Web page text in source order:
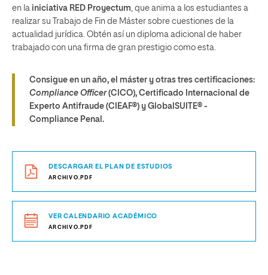
en la iniciativa RED Proyectum, que anima a los estudiantes a
realizar su Trabajo de Fin de Máster sobre cuestiones de la
actualidad jurídica. Obtén así un diploma adicional de haber
trabajado con una firma de gran prestigio como esta.
Consigue en un año, el máster y otras tres certificaciones:
Compliance Officer(CICO), Certificado Internacional de
Experto Antifraude (CIEAF®) y GlobalSUITE® -
Compliance Penal.
DESCARGAR EL PLAN DE ESTUDIOS
ARCHIVO.PDF
VER CALENDARIO ACADÉMICO
ARCHIVO.PDF